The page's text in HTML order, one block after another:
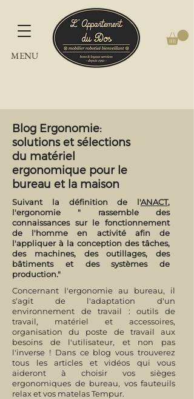
MENU
Blog Ergonomie:
solutions et sélections
du matériel
ergonomique pour le
bureau et la maison
Suivant la définition de l'ANACT,
l'ergonomie " rassemble des
connaissances sur le fonctionnement
de l'homme en activité afin de
l'appliquer à la conception des tâches,
des machines, des outillages, des
bâtiments et des systèmes de
production."
Concernant l'ergonomie au bureau, il
s'agit de l'adaptation d'un
environnement de travail : outils de
travail, matériel et accessoires,
organisation du poste de travail aux
besoins de l'utilisateur, et non pas
l'inverse ! Dans ce blog vous trouverez
tous les articles et vidéos qui vous
aideront à choisir vos sièges
ergonomiques de bureau, vos fauteuils
relax et vos matelas Tempur.